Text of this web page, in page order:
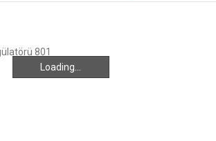
Loading...
Loading...